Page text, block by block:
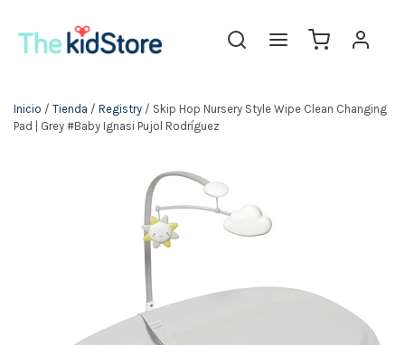
Inicio / Tienda / Registry / Skip Hop Nursery Style Wipe Clean Changing
Pad | Grey #Baby Ignasi Pujol Rodríguez